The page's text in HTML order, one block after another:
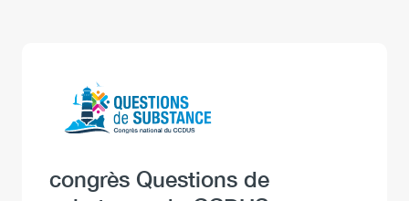
Heading
congrès Questions de